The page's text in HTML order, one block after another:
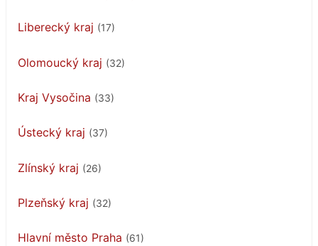
Liberecký kraj (17)
Olomoucký kraj (32)
Kraj Vysočina (33)
Ústecký kraj (37)
Zlínský kraj (26)
Plzeňský kraj (32)
Hlavní město Praha (61)